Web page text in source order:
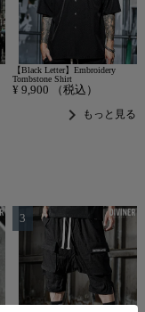
【Black Letter】Embroidery
Tombstone Shirt
¥ 9,900 （税込）
chevron_right もっと見る